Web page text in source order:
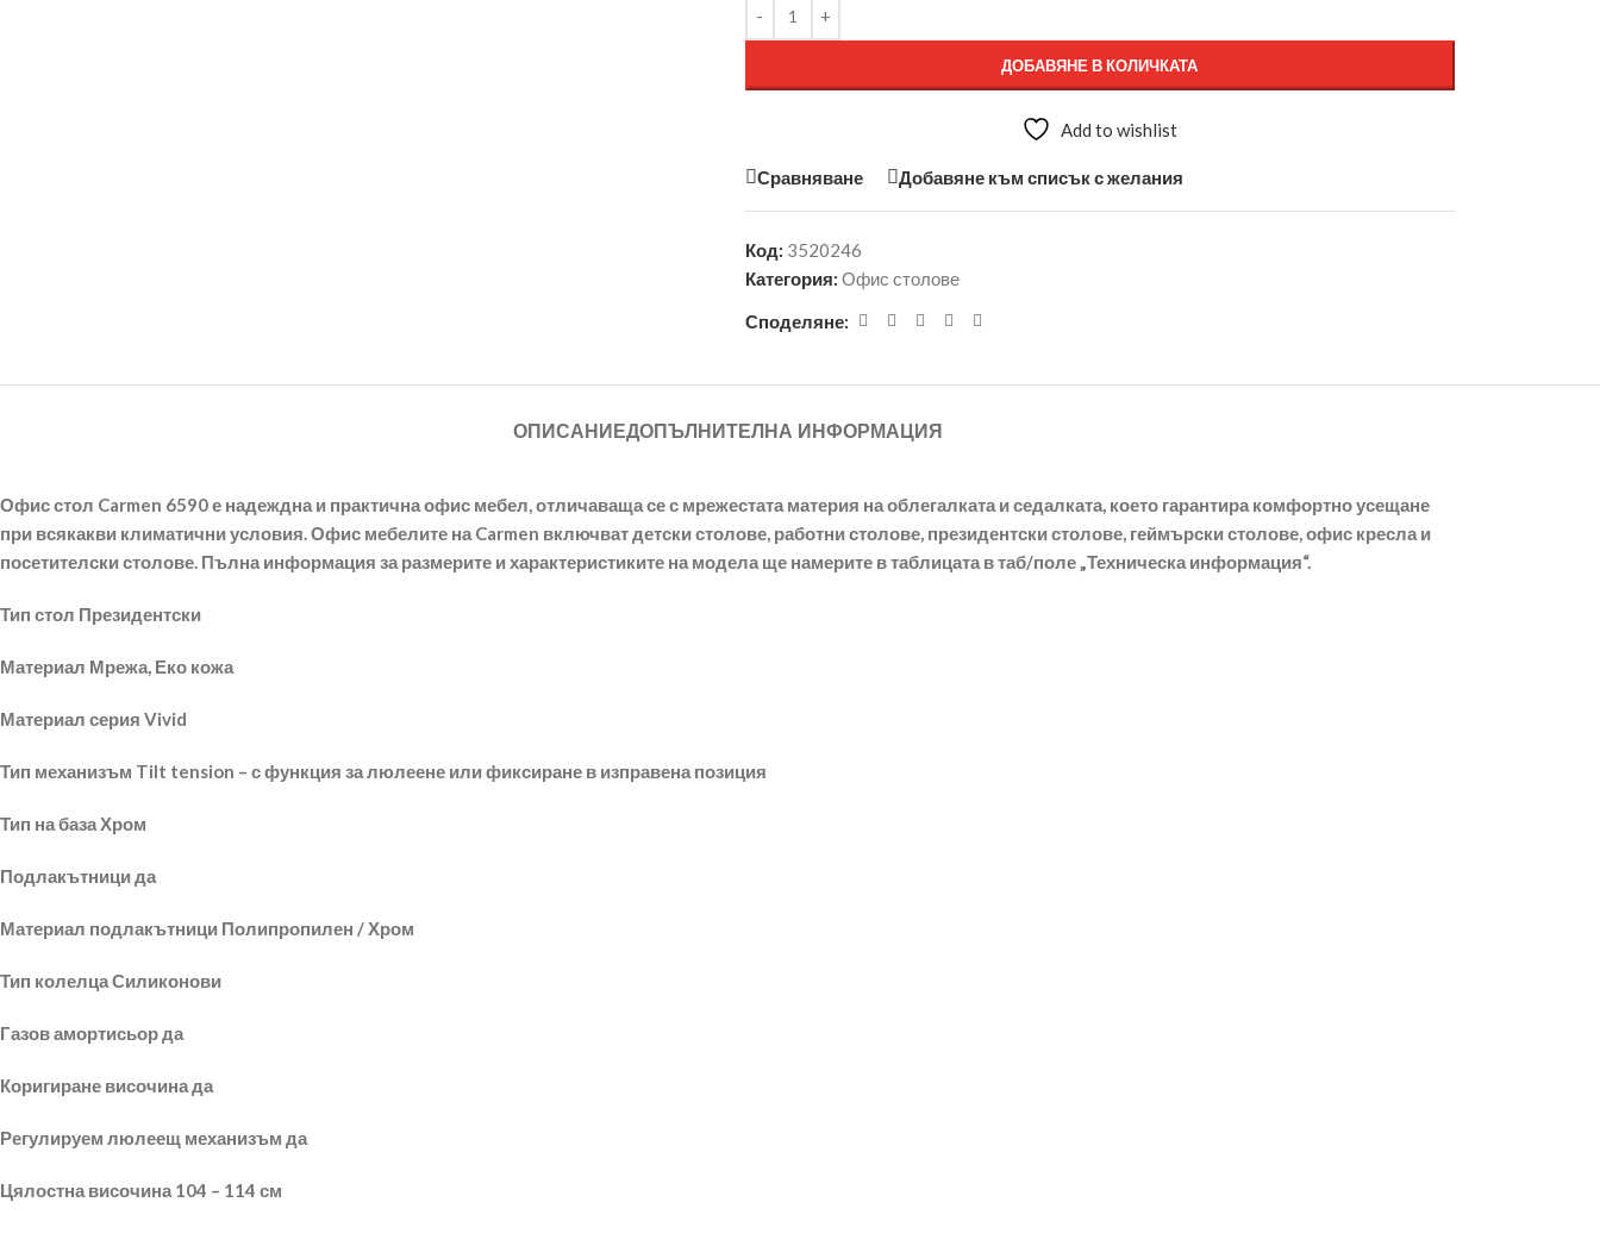
ДОБАВЯНЕ В КОЛИЧКАТА
Add to wishlist
Сравняване Добавяне към списък с желания
Код: 3520246
Категория: Офис столове
Споделяне:
ОПИСАНИЕДОПЪЛНИТЕЛНА ИНФОРМАЦИЯ
Офис стол Carmen 6590 е надеждна и практична офис мебел, отличаваща се с мрежестата материя на облегалката и седалката, което гарантира комфортно усещане
при всякакви климатични условия. Офис мебелите на Carmen включват детски столове, работни столове, президентски столове, геймърски столове, офис кресла и
посетителски столове. Пълна информация за размерите и характеристиките на модела ще намерите в таблицата в таб/поле „Техническа информация“.
Тип стол Президентски
Материал Мрежа, Еко кожа
Материал серия Vivid
Тип механизъм Tilt tension – с функция за люлеене или фиксиране в изправена позиция
Тип на база Хром
Подлакътници да
Материал подлакътници Полипропилен / Хром
Тип колелца Силиконови
Газов амортисьор да
Коригиране височина да
Регулируем люлеещ механизъм да
Цялостна височина 104 – 114 см